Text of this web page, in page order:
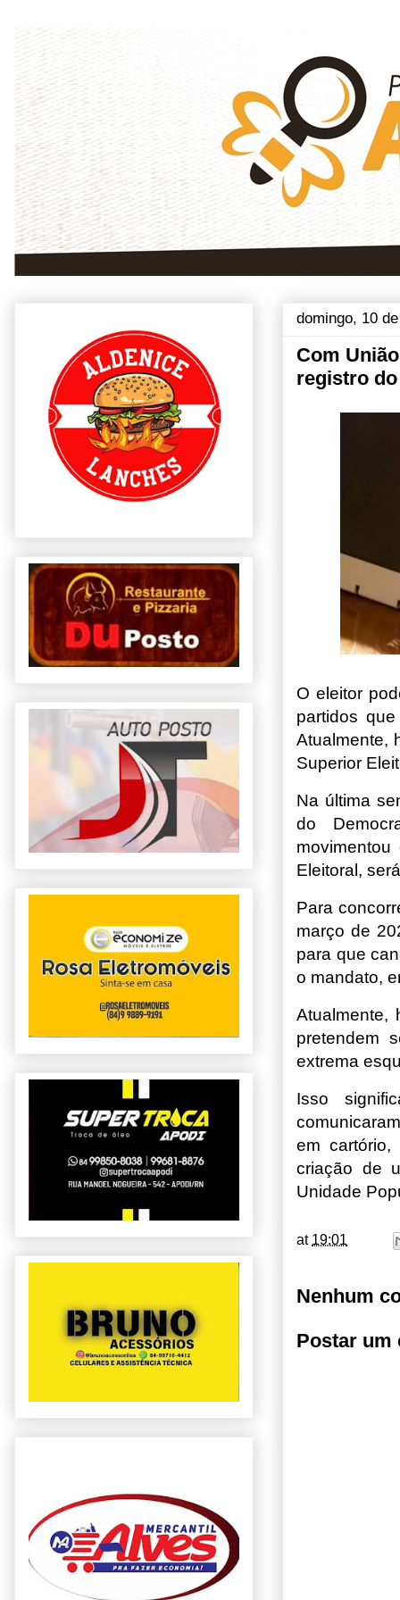
domingo, 10
Com
registro
O eleitor
partidos
Atualmente,
Superior
Na última
do
Eleitoral,
Para
março de
para que
o mandato,
Atualmente,
pretendem
extrema
Isso
em
criação de
Unidade
at 19:01
Nenhum
Postar um